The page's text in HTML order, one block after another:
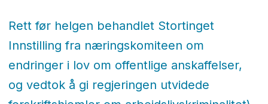
Rett før helgen behandlet Stortinget
Innstilling fra næringskomiteen om
endringer i lov om offentlige anskaffelser,
og vedtok å gi regjeringen utvidede